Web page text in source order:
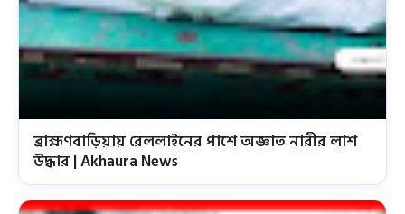
ব্রাহ্মণবাড়িয়ায় রেললাইনের পাশে অজ্ঞাত নারীর লাশ
উদ্ধার | Akhaura News